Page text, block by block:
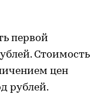
первой
Стоимость
цен
рублей.